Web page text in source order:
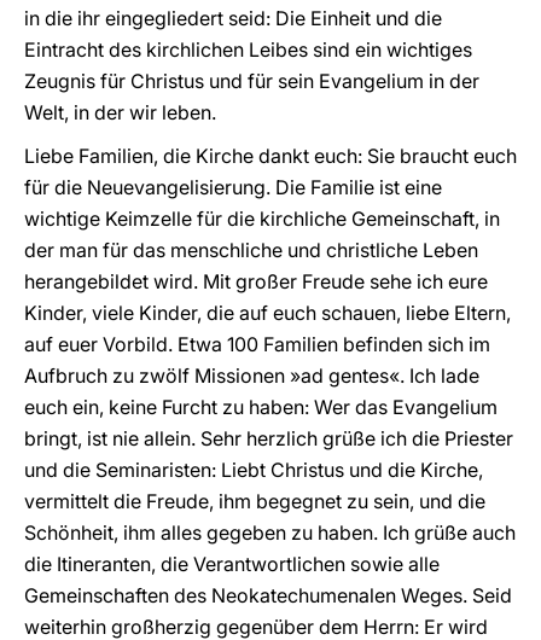
in die ihr eingegliedert seid: Die Einheit und die
Eintracht des kirchlichen Leibes sind ein wichtiges
Zeugnis für Christus und für sein Evangelium in der
Welt, in der wir leben.
Liebe Familien, die Kirche dankt euch: Sie braucht euch
für die Neuevangelisierung. Die Familie ist eine
wichtige Keimzelle für die kirchliche Gemeinschaft, in
der man für das menschliche und christliche Leben
herangebildet wird. Mit großer Freude sehe ich eure
Kinder, viele Kinder, die auf euch schauen, liebe Eltern,
auf euer Vorbild. Etwa 100 Familien befinden sich im
Aufbruch zu zwölf Missionen »ad gentes«. Ich lade
euch ein, keine Furcht zu haben: Wer das Evangelium
bringt, ist nie allein. Sehr herzlich grüße ich die Priester
und die Seminaristen: Liebt Christus und die Kirche,
vermittelt die Freude, ihm begegnet zu sein, und die
Schönheit, ihm alles gegeben zu haben. Ich grüße auch
die Itineranten, die Verantwortlichen sowie alle
Gemeinschaften des Neokatechumenalen Weges. Seid
weiterhin großherzig gegenüber dem Herrn: Er wird